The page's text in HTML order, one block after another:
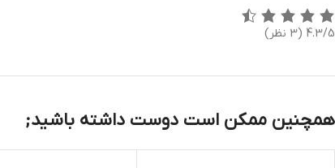
4.3/5 (3 نظر)
همچنین ممکن است دوست داشته باشید;